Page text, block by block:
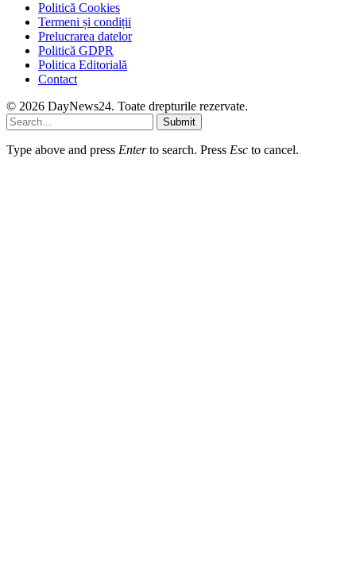
Politică Cookies
Termeni și condiții
Prelucrarea datelor
Politică GDPR
Politica Editorială
Contact
© 2026 DayNews24. Toate drepturile rezervate.
Submit
Type above and press Enterto search. Press Esc to cancel.